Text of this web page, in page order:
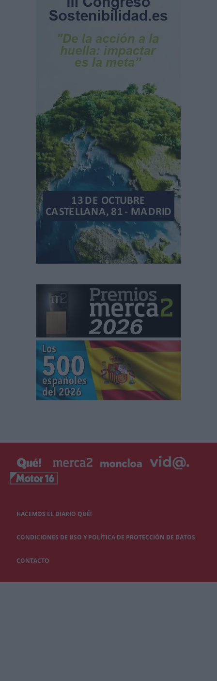
HACEMOS EL DIARIO QUÉ!
CONDICIONES DE USO Y POLÍTICA DE PROTECCIÓN DE DATOS
CONTACTO